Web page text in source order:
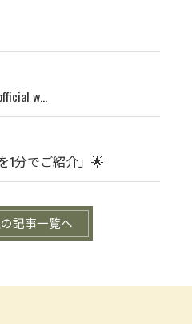
w...
1分でご紹介」🌟
記事一覧へ